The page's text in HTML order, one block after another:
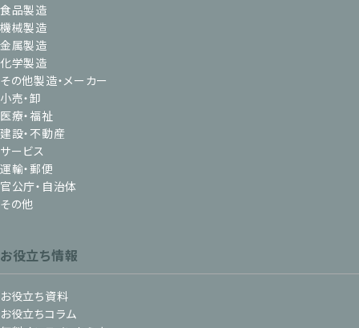
食品製造
機械製造
金属製造
化学製造
その他製造・メーカー
小売・卸
医療・福祉
建設・不動産
サービス
運輸・郵便
官公庁・自治体
その他
お役立ち情報
お役立ち資料
お役立ちコラム